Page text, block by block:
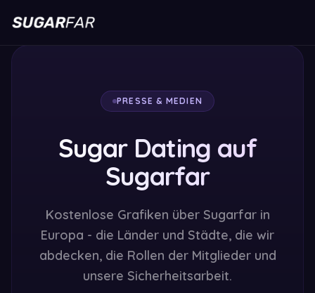
PRESSE & MEDIEN
Sugar Dating auf
Sugarfar
Kostenlose Grafiken über Sugarfar in
Europa - die Länder und Städte, die wir
abdecken, die Rollen der Mitglieder und
unsere Sicherheitsarbeit.